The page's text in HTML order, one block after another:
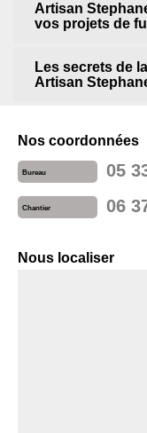
Artisan
vos projets de
Les secrets de
Artisan
Nos coordonnées
Bureau 05
Chantier 06
Nous localiser